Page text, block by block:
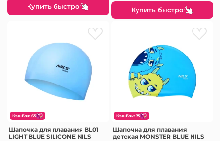
Купить быстро Купить быстро
КэшБэк: 65
Шапочка для плавания BL01
LIGHT BLUE SILICONE NILS
КэшБэк: 75
Шапочка для плавания
детская MONSTER BLUE NILS